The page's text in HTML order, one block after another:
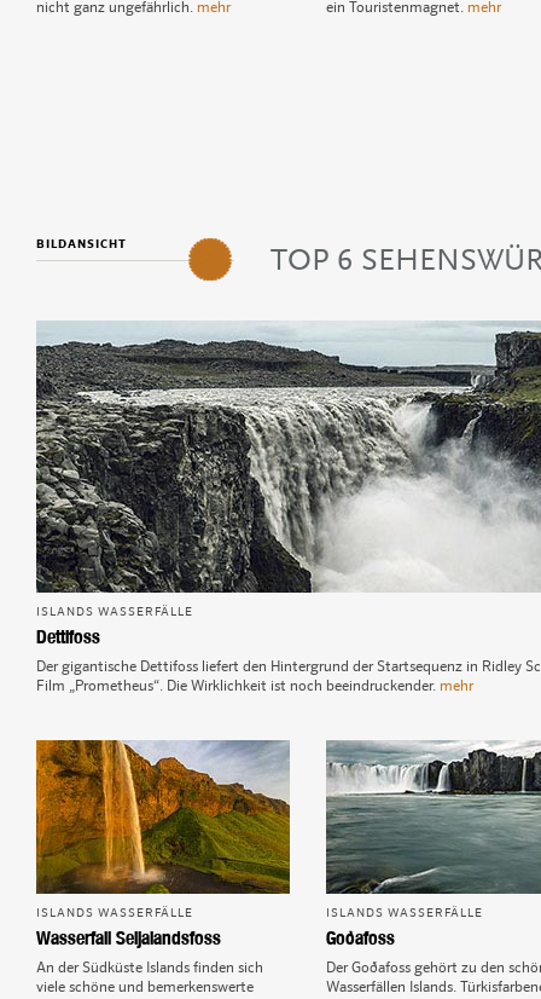
nicht ganz ungefährlich. mehr
ein Touristenmagnet. mehr
5 Hverarönd
TOP 6
BILDANSICHT
ISLANDS WASSERFÄLLE
Dettifoss
Der gigantische Dettifoss liefert den Hintergrund der Startsequenz in Ridley
Film „Prometheus“. Die Wirklichkeit ist noch beeindruckender. mehr
ISLANDS WASSERFÄLLE
Wasserfall Seljalandsfoss
An der Südküste Islands finden sich
viele schöne und bemerkenswerte
ISLANDS WASSERFÄLLE
Goðafoss
Der Goðafoss gehört zu den
Wasserfällen Islands.